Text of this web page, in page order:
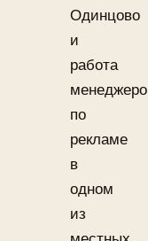
Одинцово
и
работа
по
рекламе
в
одном
из